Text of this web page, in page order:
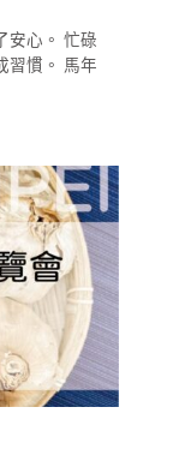
安心。 忙碌
習慣。 馬年